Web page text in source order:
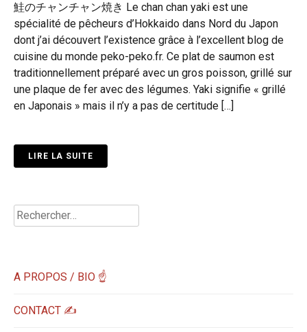
鮭のチャンチャン焼き Le chan chan yaki est une
spécialité de pêcheurs d’Hokkaido dans Nord du Japon
dont j’ai découvert l’existence grâce à l’excellent blog de
cuisine du monde peko-peko.fr. Ce plat de saumon est
traditionnellement préparé avec un gros poisson, grillé sur
une plaque de fer avec des légumes. Yaki signifie « grillé
en Japonais » mais il n’y a pas de certitude […]
LIRE LA SUITE
Rechercher :
A PROPOS / BIO ☝
CONTACT ✍️